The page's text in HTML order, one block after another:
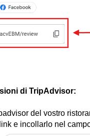
di TripAdvisor:
del vostro
e incollarlo nel